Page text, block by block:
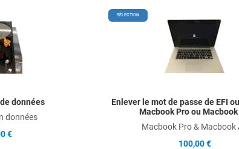
Add to Wishlist
données
données
€
SÉLECTION
Enlever le mot de passe de EFI
Macbook Pro ou
Macbook Pro & Macbook
100,00 €